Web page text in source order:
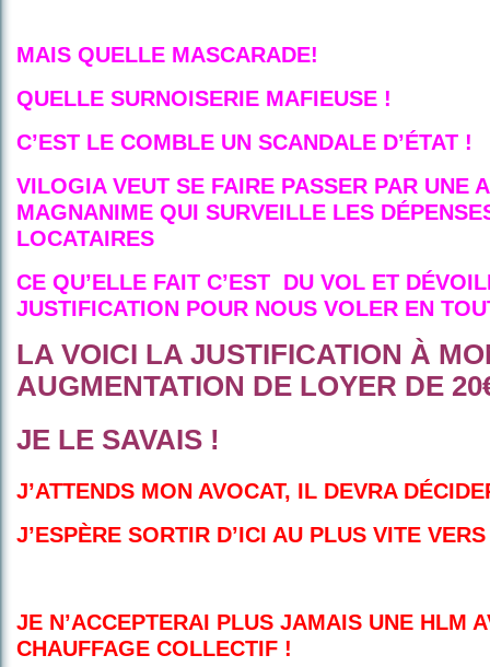
MAIS QUELLE MASCARADE!
QUELLE SURNOISERIE MAFIEUSE !
C’EST LE COMBLE UN SCANDALE D’ÉTAT !
VILOGIA VEUT SE FAIRE PASSER PAR UNE
MAGNANIME QUI SURVEILLE LES
LOCATAIRES
CE QU’ELLE FAIT C’EST DU VOL ET
JUSTIFICATION POUR NOUS VOLER EN
LA VOICI LA JUSTIFICATION À
AUGMENTATION DE LOYER DE
JE LE SAVAIS !
J’ATTENDS MON AVOCAT, IL DEVRA
J’ESPÈRE SORTIR D’ICI AU PLUS VITE
JE N’ACCEPTERAI PLUS JAMAIS UNE HLM
CHAUFFAGE COLLECTIF !